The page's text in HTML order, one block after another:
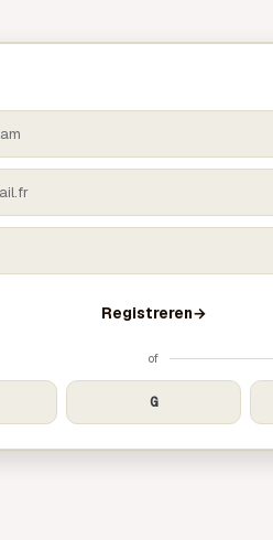
Registreren→
of
G